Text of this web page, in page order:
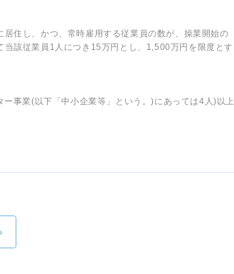
住し、かつ、常時雇用する従業員の数が、操業開始の
該従業員1人につき15万円とし、1,500万円を限度とす
事業(以下「中小企業等」という。)にあっては4人)以上